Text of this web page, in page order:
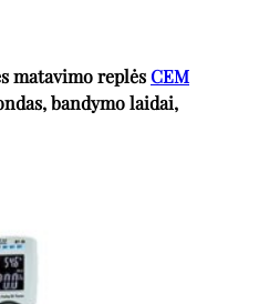
matavimo replėsCEM
bandymo laidai,